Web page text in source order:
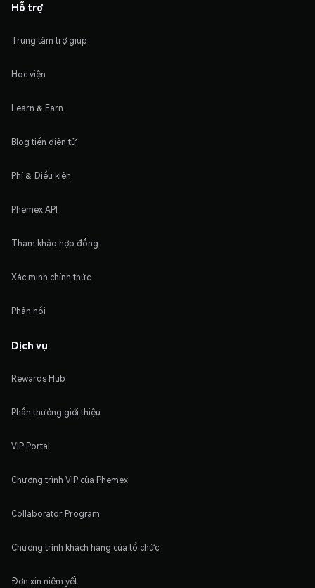
Hỗ trợ
Trung tâm trợ giúp
Học viện
Learn & Earn
Blog tiền điện tử
Phí & Điều kiện
Phemex API
Tham khảo hợp đồng
Xác minh chính thức
Phản hồi
Dịch vụ
Rewards Hub
Phần thưởng giới thiệu
VIP Portal
Chương trình VIP của Phemex
Collaborator Program
Chương trình khách hàng của tổ chức
Đơn xin niêm yết